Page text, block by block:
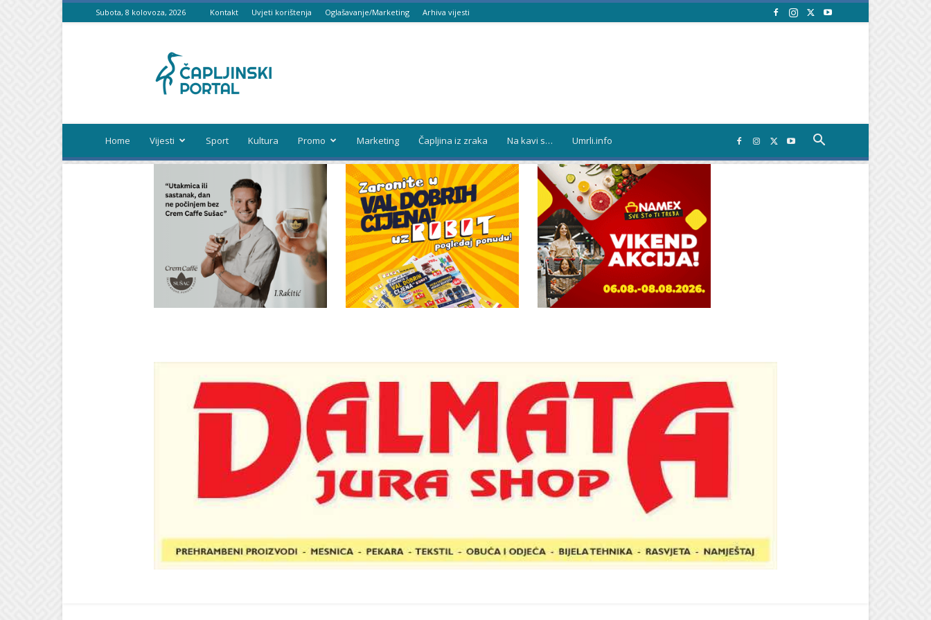
Subota, 8 kolovoza, 2026 Kontakt Uvjeti korištenja Oglašavanje/Marketing Arhiva vijesti
portal
Home Vijesti Sport Kultura Promo Marketing Čapljina iz zraka Na kavi s… Umrli.info